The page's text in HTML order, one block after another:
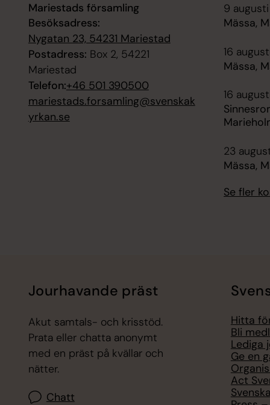
Mariestads församling
Besöksadress:
Nygatan 23, 54231 Mariestad
Postadress: Box 2, 54221
Mariestad
Telefon:+46 501 390500
mariestads.forsamling@svenskak
yrkan.se
9 augusti
Mässa,
16
Mässa,
16
23
Mässa,
Se fler
Jourhavande präst
Akut samtals- och krisstöd.
Prata eller chatta anonymt
med en präst på kvällar och
nätter.
Chatt
Hitta
Bli
Lediga
Ge en
Act